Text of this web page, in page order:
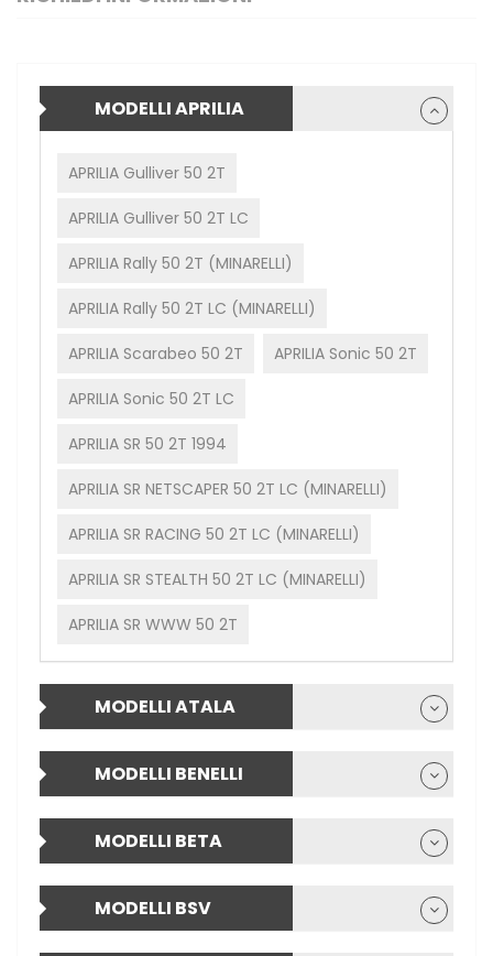
MODELLI APRILIA
APRILIA Gulliver 50 2T
APRILIA Gulliver 50 2T LC
APRILIA Rally 50 2T (MINARELLI)
APRILIA Rally 50 2T LC (MINARELLI)
APRILIA Scarabeo 50 2T APRILIA Sonic 50 2T
APRILIA Sonic 50 2T LC
APRILIA SR 50 2T 1994
APRILIA SR NETSCAPER 50 2T LC (MINARELLI)
APRILIA SR RACING 50 2T LC (MINARELLI)
APRILIA SR STEALTH 50 2T LC (MINARELLI)
APRILIA SR WWW 50 2T
MODELLI ATALA
MODELLI BENELLI
MODELLI BETA
MODELLI BSV